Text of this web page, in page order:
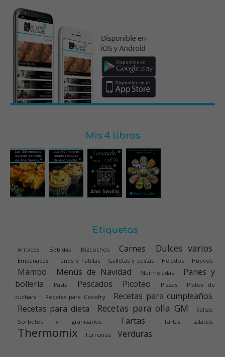
Mis 4 libros
Etiquetas
Arroces Bebidas Bizcochos Carnes Dulces varios
Empanadas Flanes y natillas Galletas y pastas Helados Huevos
Mambo Menús de Navidad Mermeladas
Panes y
bolleria
Pasta Pescados Picoteo Pizzas
Platos de
cuchara
Recetas para Cecofry
Recetas para cumpleaños
Recetas para dieta
Recetas para olla GM
Salsas
Sorbetes y granizados
Tartas Tartas saladas
Thermomix Turrones Verduras